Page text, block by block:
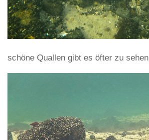
schöne Quallen gibt es öfter zu sehen